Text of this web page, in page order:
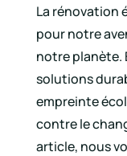
La rénovation
pour notre
notre planète.
solutions
empreinte
contre le
article, nous